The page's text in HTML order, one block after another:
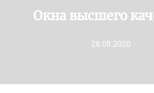
Окна высшего
28.08.2020